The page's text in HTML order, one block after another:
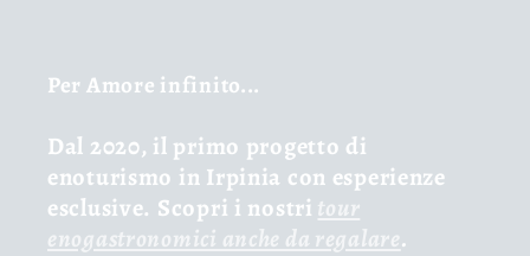
Per Amore infinito...
Dal 2020, il primo progetto di
enoturismo in Irpinia con esperienze
esclusive. Scopri i nostri tour
enogastronomici anche da regalare.